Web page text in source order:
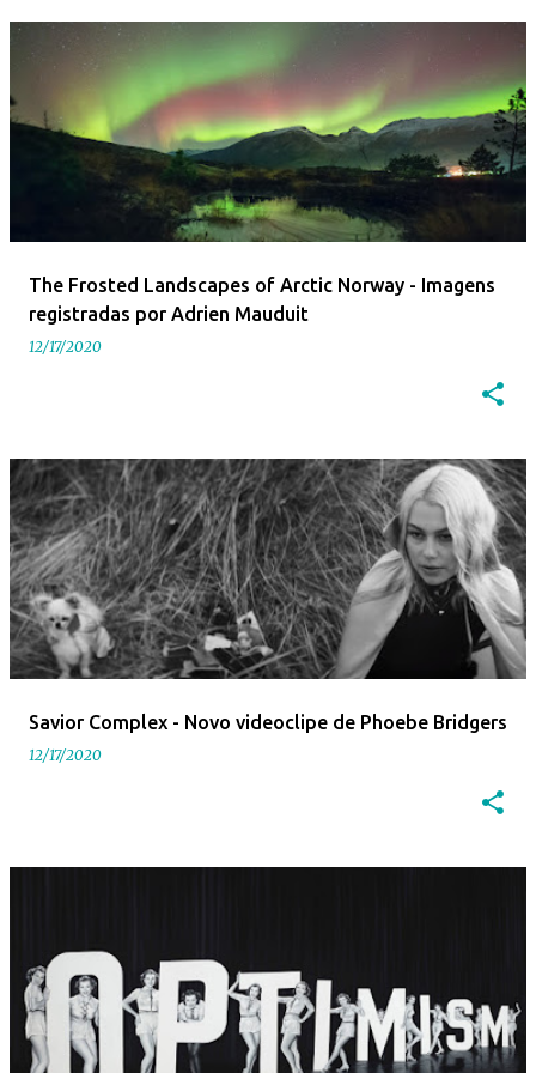
The Frosted Landscapes of Arctic Norway - Imagens
registradas por Adrien Mauduit
12/17/2020
Savior Complex - Novo videoclipe de Phoebe Bridgers
12/17/2020